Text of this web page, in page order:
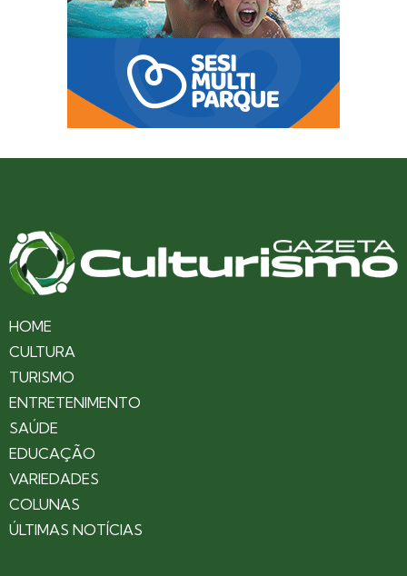
HOME
CULTURA
TURISMO
ENTRETENIMENTO
SAÚDE
EDUCAÇÃO
VARIEDADES
COLUNAS
ÚLTIMAS NOTÍCIAS